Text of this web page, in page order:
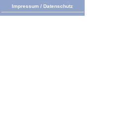
Impressum / Datenschutz